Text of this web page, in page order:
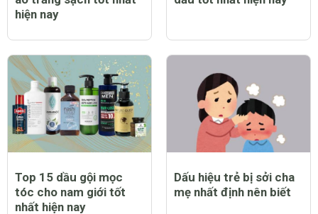
áo trắng sạch tốt nhất
hiện nay